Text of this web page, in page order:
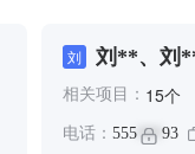
刘 刘**、刘
相关项目： 15个
电话： 555*** 93